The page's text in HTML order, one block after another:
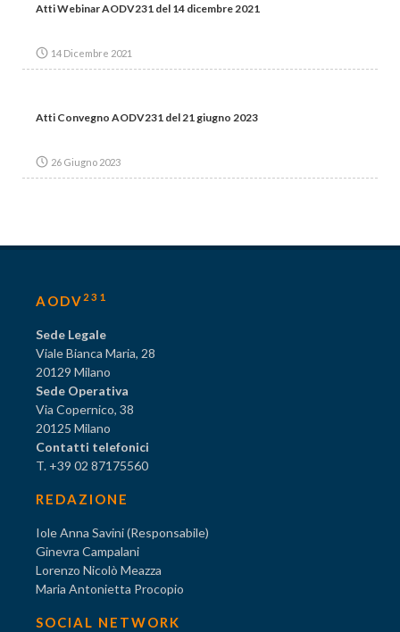
Atti Webinar AODV231 del 14 dicembre 2021
14 Dicembre 2021
Atti Convegno AODV231 del 21 giugno 2023
26 Giugno 2023
AODV 231
Sede Legale
Viale Bianca Maria, 28
20129 Milano
Sede Operativa
Via Copernico, 38
20125 Milano
Contatti telefonici
T. +39 02 87175560
REDAZIONE
Iole Anna Savini (Responsabile)
Ginevra Campalani
Lorenzo Nicolò Meazza
Maria Antonietta Procopio
SOCIAL NETWORK